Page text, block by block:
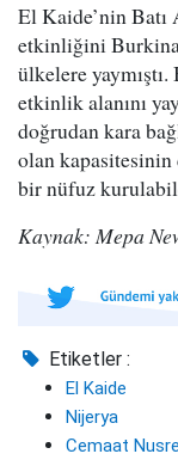
El Kaide’nin Batı
etkinliğini
ülkelere yaymıştı.
etkinlik alanını
doğrudan kara
olan kapasitesinin
bir nüfuz
Kaynak: Mepa
Etiketler :
El Kaide
Nijerya
Cemaat